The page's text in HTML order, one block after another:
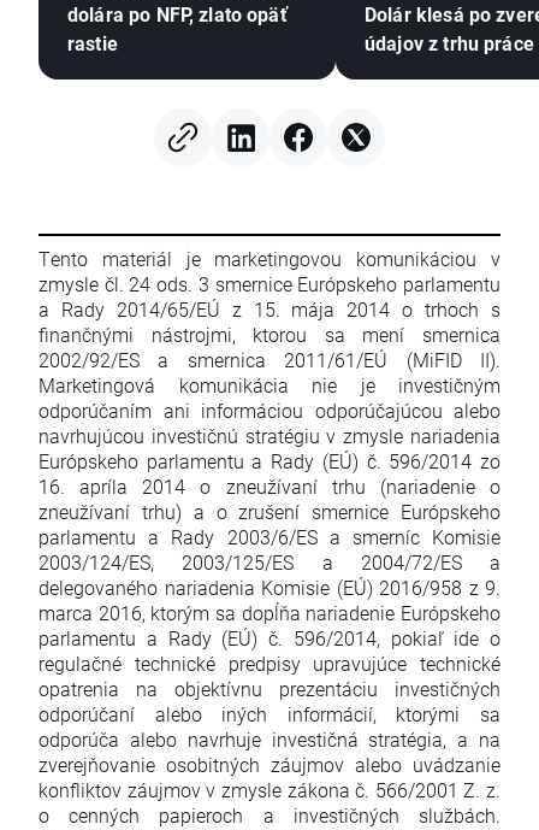
dolára po NFP, zlato opäť
rastie
Dolár klesá po
údajov z trhu práce
Tento materiál je marketingovou komunikáciou v
zmysle čl. 24 ods. 3 smernice Európskeho parlamentu
a Rady 2014/65/EÚ z 15. mája 2014 o trhoch s
finančnými nástrojmi, ktorou sa mení smernica
2002/92/ES a smernica 2011/61/EÚ (MiFID II).
Marketingová komunikácia nie je investičným
odporúčaním ani informáciou odporúčajúcou alebo
navrhujúcou investičnú stratégiu v zmysle nariadenia
Európskeho parlamentu a Rady (EÚ) č. 596/2014 zo
16. apríla 2014 o zneužívaní trhu (nariadenie o
zneužívaní trhu) a o zrušení smernice Európskeho
parlamentu a Rady 2003/6/ES a smerníc Komisie
2003/124/ES, 2003/125/ES a 2004/72/ES a
delegovaného nariadenia Komisie (EÚ) 2016/958 z 9.
marca 2016, ktorým sa dopĺňa nariadenie Európskeho
parlamentu a Rady (EÚ) č. 596/2014, pokiaľ ide o
regulačné technické predpisy upravujúce technické
opatrenia na objektívnu prezentáciu investičných
odporúčaní alebo iných informácií, ktorými sa
odporúča alebo navrhuje investičná stratégia, a na
zverejňovanie osobitných záujmov alebo uvádzanie
konfliktov záujmov v zmysle zákona č. 566/2001 Z. z.
o cenných papieroch a investičných službách.